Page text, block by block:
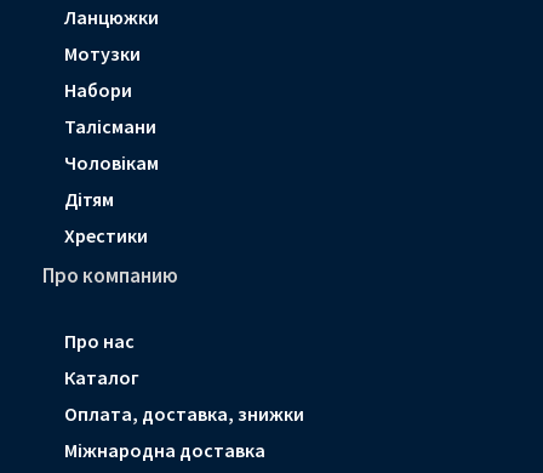
Ланцюжки
Мотузки
Набори
Талісмани
Чоловікам
Дітям
Хрестики
Про компанию
Про нас
Каталог
Оплата, доставка, знижки
Мiжнародна доставка